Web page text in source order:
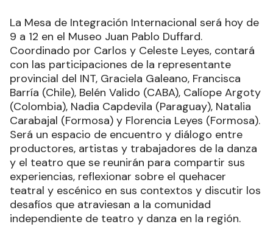
La Mesa de Integración Internacional será hoy de
9 a 12 en el Museo Juan Pablo Duffard.
Coordinado por Carlos y Celeste Leyes, contará
con las participaciones de la representante
provincial del INT, Graciela Galeano, Francisca
Barría (Chile), Belén Valido (CABA), Calíope Argoty
(Colombia), Nadia Capdevila (Paraguay), Natalia
Carabajal (Formosa) y Florencia Leyes (Formosa).
Será un espacio de encuentro y diálogo entre
productores, artistas y trabajadores de la danza
y el teatro que se reunirán para compartir sus
experiencias, reflexionar sobre el quehacer
teatral y escénico en sus contextos y discutir los
desafíos que atraviesan a la comunidad
independiente de teatro y danza en la región.